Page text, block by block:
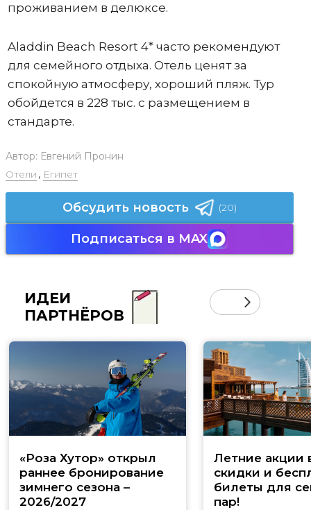
проживанием в делюксе.
Aladdin Beach Resort 4* часто рекомендуют
для семейного отдыха. Отель ценят за
спокойную атмосферу, хороший пляж. Тур
обойдется в 228 тыс. с размещением в
стандарте.
Автор: Евгений Пронин
Отели , Египет
Обсудить новость (20)
Подписаться в MAX
ИДЕИ
ПАРТНЁРОВ
«Роза Хутор» открыл
раннее бронирование
зимнего сезона –
2026/2027
Летние акции
скидки и
билеты для
пар!